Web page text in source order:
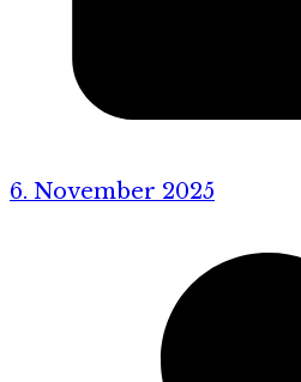
6. November 2025